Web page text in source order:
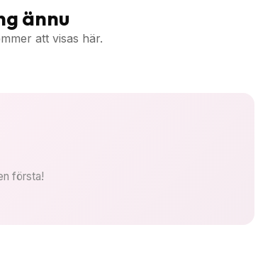
ännu
att visas här.
första!